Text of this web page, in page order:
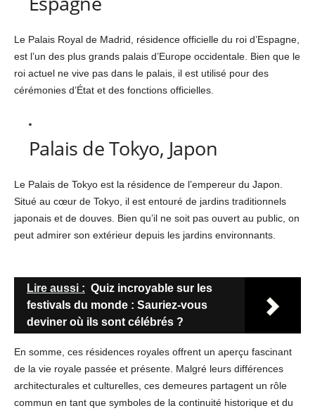
Le Palais Royal de Madrid, résidence officielle du roi d’Espagne,
est l’un des plus grands palais d’Europe occidentale. Bien que le
roi actuel ne vive pas dans le palais, il est utilisé pour des
cérémonies d’État et des fonctions officielles.
Palais de Tokyo, Japon
Le Palais de Tokyo est la résidence de l’empereur du Japon.
Situé au cœur de Tokyo, il est entouré de jardins traditionnels
japonais et de douves. Bien qu’il ne soit pas ouvert au public, on
peut admirer son extérieur depuis les jardins environnants.
Lire aussi : Quiz incroyable sur les
festivals du monde : Sauriez-vous
deviner où ils sont célébrés ?
En somme, ces résidences royales offrent un aperçu fascinant
de la vie royale passée et présente. Malgré leurs différences
architecturales et culturelles, ces demeures partagent un rôle
commun en tant que symboles de la continuité historique et du